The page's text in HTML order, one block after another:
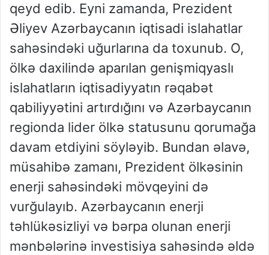
qeyd edib. Eyni zamanda, Prezident
Əliyev Azərbaycanın iqtisadi islahatlar
sahəsindəki uğurlarına da toxunub. O,
ölkə daxilində aparılan genişmiqyaslı
islahatların iqtisadiyyatın rəqabət
qabiliyyətini artırdığını və Azərbaycanın
regionda lider ölkə statusunu qorumağa
davam etdiyini söyləyib. Bundan əlavə,
müsahibə zamanı, Prezident ölkəsinin
enerji sahəsindəki mövqeyini də
vurğulayıb. Azərbaycanın enerji
təhlükəsizliyi və bərpa olunan enerji
mənbələrinə investisiya sahəsində əldə